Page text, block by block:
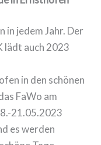
in jedem Jahr. Der
lädt auch 2023
in den schönen
FaWo am
21.05.2023
es werden